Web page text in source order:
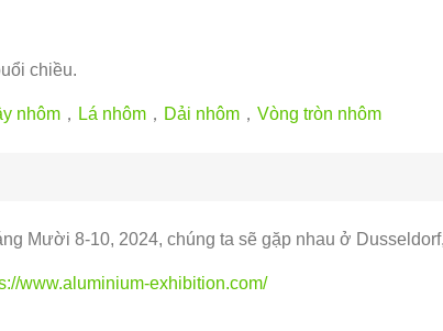
chiều.
nhôm ， Lá nhôm ， Dải nhôm ， Vòng tròn nhôm
Mười 8-10, 2024, chúng ta sẽ gặp nhau ở
www.aluminium-exhibition.com/